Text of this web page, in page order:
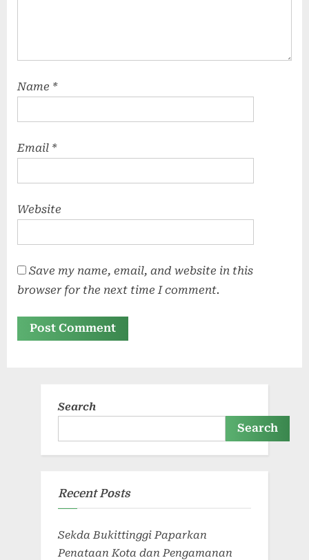
Name *
Email *
Website
Save my name, email, and website in this
browser for the next time I comment.
Search
Search
Recent Posts
Sekda Bukittinggi Paparkan
Penataan Kota dan Pengamanan